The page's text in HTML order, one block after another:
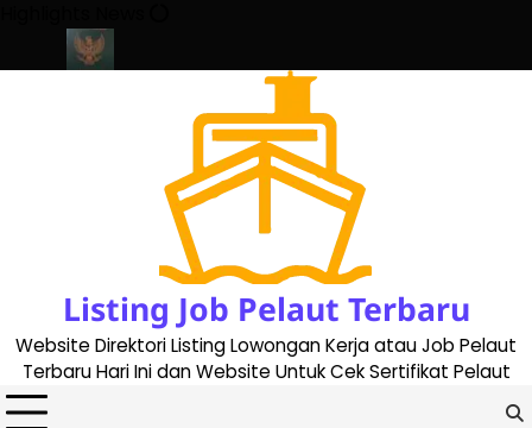
content
Listing Job Pelaut Terbaru
Website Direktori Listing Lowongan Kerja atau Job Pelaut
Terbaru Hari Ini dan Website Untuk Cek Sertifikat Pelaut